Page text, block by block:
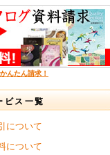
んたん請求！
ビス一覧
について
について